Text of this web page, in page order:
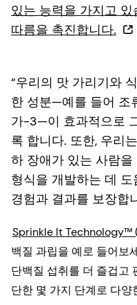
있는 능력을 가지고
따름을 촉진합니다.
“우리의 맛 가리기와
한 성분—예를 들어 조
가-3—이 효과적으로
록 합니다. 또한, 우리
하 장애가 있는 사람
형식을 개발하는 데
경험과 결과를 보장합
Sprinkle It Technology™
백질 과립을 예로 들어보
단백질 섭취를 더 즐겁고
단한 몇 가지 단계로 다양